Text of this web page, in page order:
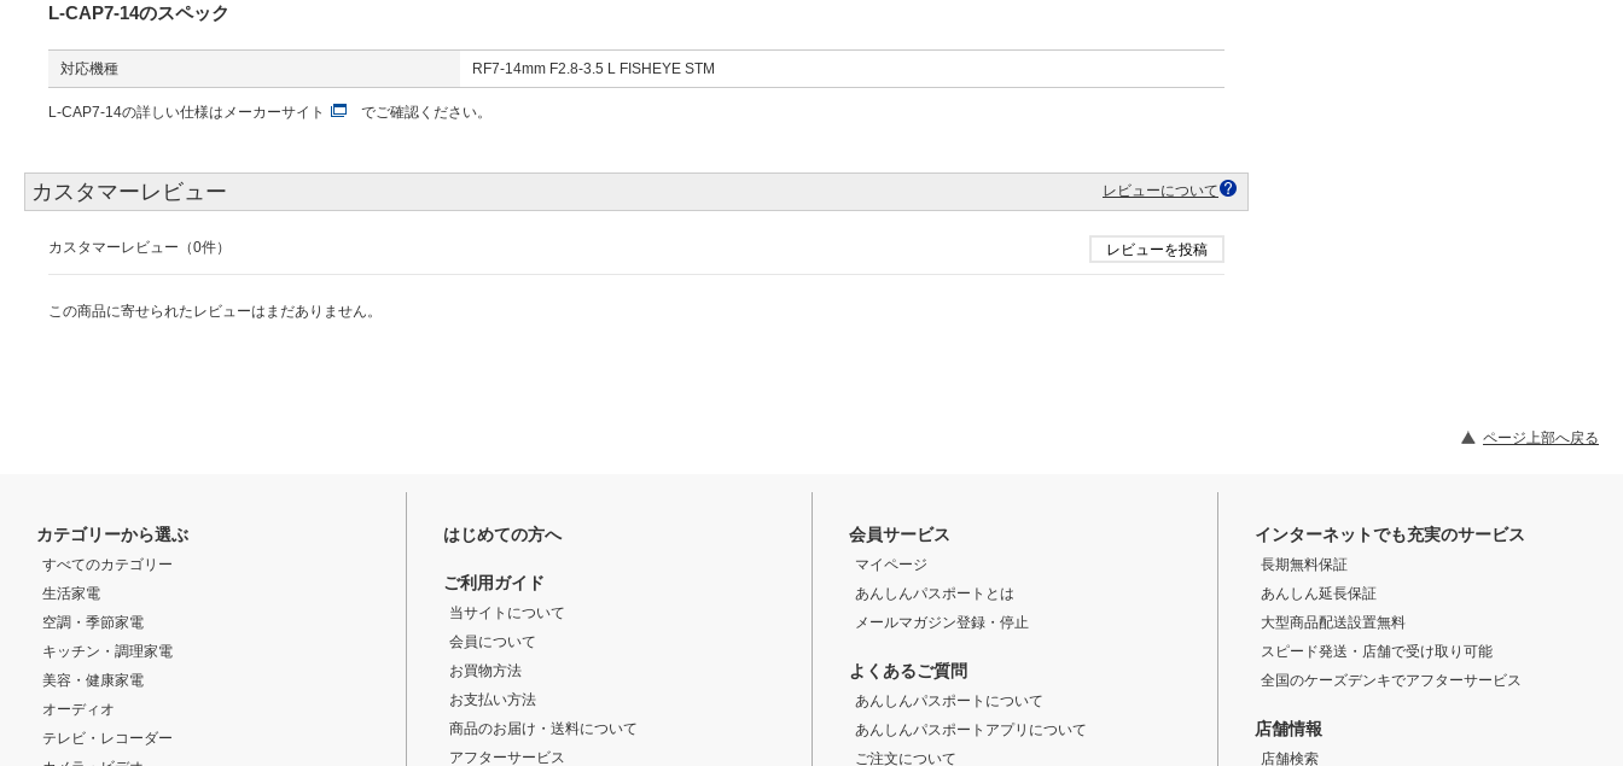
L-CAP7-14のスペック
対応機種 RF7-14mm F2.8-3.5 L FISHEYE STM
L-CAP7-14の詳しい仕様は メーカーサイト でご確認ください。
カスタマーレビュー レビューについて
カスタマーレビュー（0件） レビューを投稿
この商品に寄せられたレビューはまだありません。
ページ上部へ戻る
カテゴリーから選ぶ
すべてのカテゴリー
生活家電
空調・季節家電
キッチン・調理家電
美容・健康家電
オーディオ
テレビ・レコーダー
はじめての方へ
ご利用ガイド
当サイトについて
会員について
お買物方法
お支払い方法
商品のお届け・送料について
アフターサービス
会員サービス
マイページ
あんしんパスポートとは
メールマガジン登録・停止
よくあるご質問
あんしんパスポートについて
あんしんパスポートアプリについて
ご注文について
インターネットでも充実のサービス
長期無料保証
あんしん延長保証
大型商品配送設置無料
スピード発送・店舗で受け取り可能
全国のケーズデンキでアフターサービス
店舗情報
店舗検索